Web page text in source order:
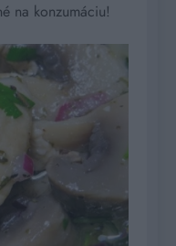
na konzumáciu!